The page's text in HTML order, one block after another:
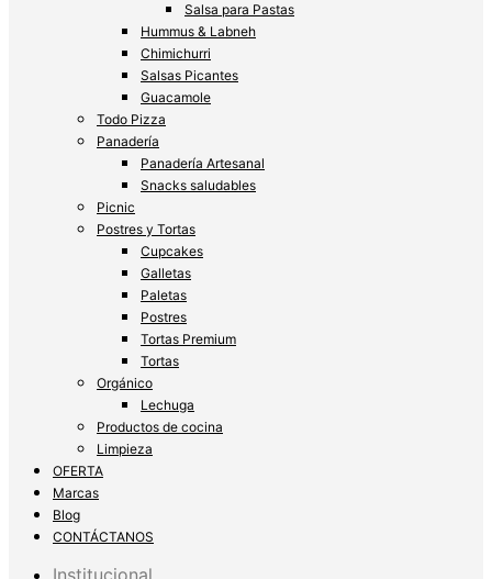
Salsa para Pastas
Hummus & Labneh
Chimichurri
Salsas Picantes
Guacamole
Todo Pizza
Panadería
Panadería Artesanal
Snacks saludables
Picnic
Postres y Tortas
Cupcakes
Galletas
Paletas
Postres
Tortas Premium
Tortas
Orgánico
Lechuga
Productos de cocina
Limpieza
OFERTA
Marcas
Blog
CONTÁCTANOS